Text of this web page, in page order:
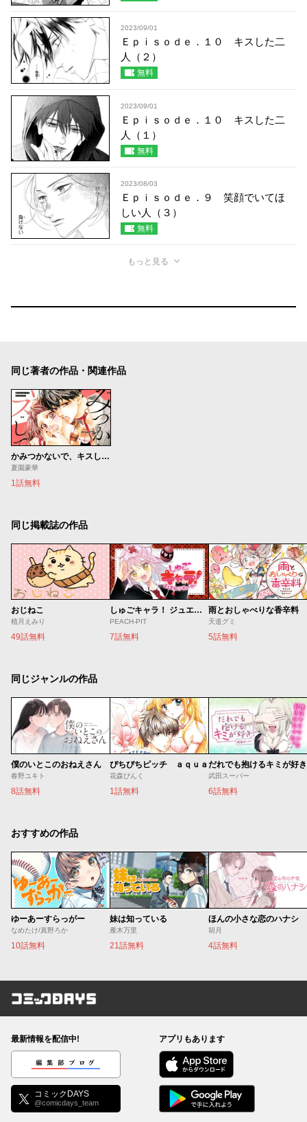
2023/09/01
Ｅｐｉｓｏｄｅ．１０ キスした二
人（２）
無料
2023/09/01
Ｅｐｉｓｏｄｅ．１０ キスした二
人（１）
無料
2023/08/03
Ｅｐｉｓｏｄｅ．９ 笑顔でいてほ
しい人（３）
無料
もっと見る
同じ著者の作品・関連作品
かみつかないで、キスしてよ
夏園豪華
1話無料
同じ掲載誌の作品
おじねこ
植月えみり
49話無料
しゅごキャラ！ ジュエルジョーカー
PEACH-PIT
7話無料
雨とおしゃべりな香辛料
天道グミ
5話無料
同じジャンルの作品
僕のいとこのおねえさん
春野ユキト
8話無料
ぴちぴちピッチ ａｑｕａ
花森ぴんく
1話無料
だれでも抱けるキミが好き
武田スーパー
6話無料
おすすめの作品
ゆーあーすらっがー
なめたけ/真野ろか
10話無料
妹は知っている
雁木万里
21話無料
ほんの小さな恋のハナシ
胡月
4話無料
コミックDAYS
最新情報を配信中!
編集部ブログ
コミックDAYS
@comicdays_team
アプリもあります